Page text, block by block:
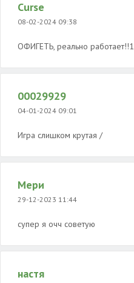
Curse
08-02-2024 09:38
ОФИГЕТЬ, реально работает!!1
00029929
04-01-2024 09:01
Игра слишком крутая /
Мери
29-12-2023 11:44
супер я очч советую
настя